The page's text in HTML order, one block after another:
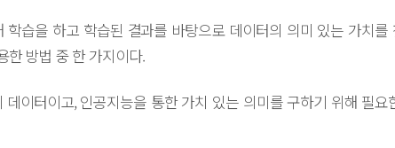
습을 하고 학습된 결과를 바탕으로 데이터의 의미 있는 가치
한 방법 중 한 가지이다.
이터이고, 인공지능을 통한 가치 있는 의미를 구하기 위해 필